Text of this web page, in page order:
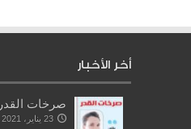
أخر الأخبار
صرخات القدر
23 يناير، 2021